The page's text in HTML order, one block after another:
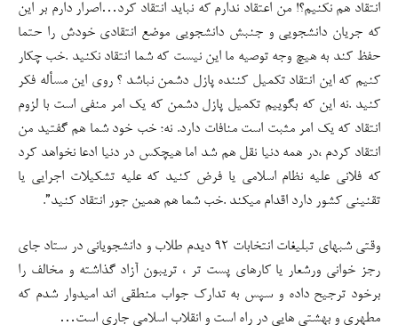
انتقاد هم نکنیم؟! من اعتقاد ندارم که نباید انتقاد کرد…اصرار دارم بر این
که جریان دانشجویی و جنبش دانشجویی موضع انتقادی خودش را حتما
حفظ کند به هیچ وجه توصیه ما این نیست که شما انتقاد نکنید .خب چکار
کنیم که این انتقاد تکمیل کننده پازل دشمن نباشد ؟ روی این مسأله فکر
کنید .نه این که بگوییم تکمیل پازل دشمن که یک امر منفی است با لزوم
انتقاد که یک امر مثبت است منافات دارد. نه؛ خب خود شما هم گفتید من
انتقاد کردم ،در همه دنیا نقل هم شد اما هیچکس در دنیا ادعا نخواهد کرد
که فلانی علیه نظام اسلامی یا فرض کنید که علیه تشکیلات اجرایی یا
تقنینی کشور دارد اقدام میکند .خب شما هم همین جور انتقاد کنید”.
وقتی شبهای تبلیغات انتخابات ۹۲ دیدم طلاب و دانشجویانی در ستاد جای
رجز خوانی ورشعار یا کارهای پست تر ، تریبون آزاد گذاشته و مخالف را
برخود ترجیح داده و سپس به تدارک جواب منطقی اند امیدوار شدم که
مطهری و بهشتی هایی در راه است و انقلاب اسلامی جاری است…